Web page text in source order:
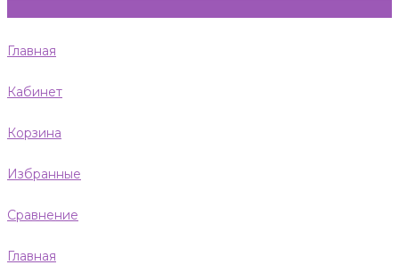
Главная
Кабинет
Корзина
Избранные
Сравнение
Главная